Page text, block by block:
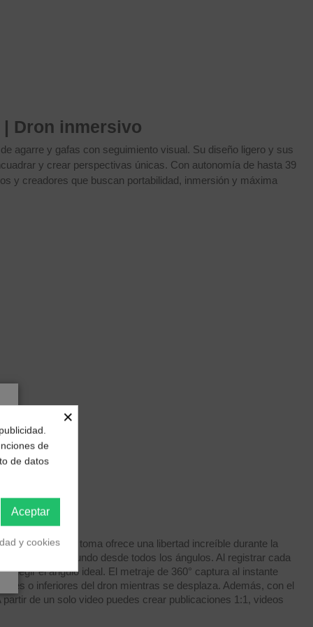
| Dron inmersivo
agarre y gafas con seguimiento visual. Su diseño ligero y sus
y crear perspectivas únicas. Con autonomía de hasta 39
y creadores que buscan portabilidad, inmersión y máxima
en una sola toma ofrece una libertad increíble durante la
mostrar el mundo desde todos los ángulos. Al registrar cada
el ángulo ideal. El metraje de 360° captura al instante
o inferiores del dron mientras se desplaza. Además, con el
de un solo video puedes crear publicaciones 1:1, videos
×
de
de datos
Aceptar
y cookies